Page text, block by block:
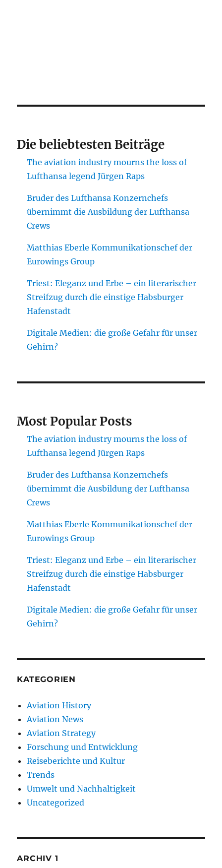
Die beliebtesten Beiträge
The aviation industry mourns the loss of
Lufthansa legend Jürgen Raps
Bruder des Lufthansa Konzernchefs
übernimmt die Ausbildung der Lufthansa
Crews
Matthias Eberle Kommunikationschef der
Eurowings Group
Triest: Eleganz und Erbe – ein literarischer
Streifzug durch die einstige Habsburger
Hafenstadt
Digitale Medien: die große Gefahr für unser
Gehirn?
Most Popular Posts
The aviation industry mourns the loss of
Lufthansa legend Jürgen Raps
Bruder des Lufthansa Konzernchefs
übernimmt die Ausbildung der Lufthansa
Crews
Matthias Eberle Kommunikationschef der
Eurowings Group
Triest: Eleganz und Erbe – ein literarischer
Streifzug durch die einstige Habsburger
Hafenstadt
Digitale Medien: die große Gefahr für unser
Gehirn?
KATEGORIEN
Aviation History
Aviation News
Aviation Strategy
Forschung und Entwicklung
Reiseberichte und Kultur
Trends
Umwelt und Nachhaltigkeit
Uncategorized
ARCHIV 1